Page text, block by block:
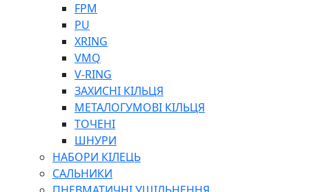
ШЛАНГИ, ТРУБКИ
ШПРИЦИ МАСТИЛЬНІ
ТОСОЛ, АНТИФРИЗ
ОЛИВА-ПАЛИВО
FPM
PU
XRING
VMQ
V-RING
ЗАХИСНІ КІЛЬЦЯ
МЕТАЛОГУМОВІ КІЛЬЦЯ
ТОЧЕНІ
ШНУРИ
НАБОРИ КІЛЕЦЬ
САЛЬНИКИ